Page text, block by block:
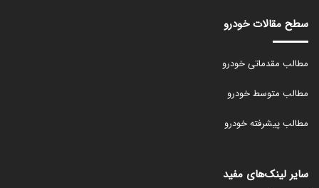
سطح مقالات خودرو
مطالب مقدماتی خودرو
مطالب متوسط خودرو
مطالب پیشرفته خودرو
سایر لینک‌های مفید